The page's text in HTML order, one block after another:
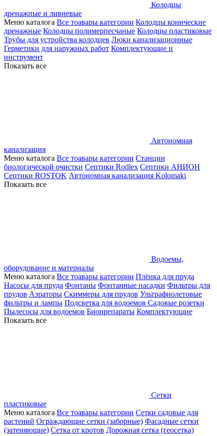
Колодцы
дренажные и ливневые
Меню каталога Все тоавары категории Колодцы конические
дренажные Колодцы полимерпесчаные Колодцы пластиковые
Трубы для устройства колодцев Люки канализационные
Герметики для наружных работ Комплектующие и
инструмент
Показать все
Автономная
канализация
Меню каталога Все тоавары категории Станции
биологической очистки Септики Rodlex Септики АНИОН
Септики ROSTOK Автономная канализация Kolomaki
Показать все
Водоемы,
оборудование и материалы
Меню каталога Все тоавары категории Плёнка для пруда
Насосы для пруда Фонтаны Фонтанные насадки Фильтры для
прудов Аэраторы Скиммеры для прудов Ультрафиолетовые
фильтры и лампы Подсветка для водоемов Садовые розетки
Пылесосы для водоемов Биопрепараты Комплектующие
Показать все
Сетки
пластиковые
Меню каталога Все тоавары категории Сетки садовые для
растений Ограждающие сетки (заборные) Фасадные сетки
(затеняющие) Сетка от кротов Дорожная сетка (геосетка)